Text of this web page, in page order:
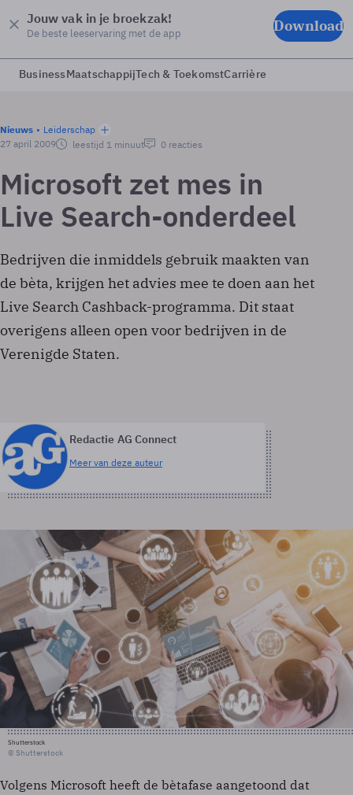
Jouw vak in je broekzak!
De beste leeservaring met de app Download
BusinessMaatschappijTech & ToekomstCarrière
Nieuws
Leiderschap
27 april 2009
leestijd 1 minuut 0 reacties
Microsoft zet mes in
Live Search-onderdeel
Bedrijven die inmiddels gebruik maakten van
de bèta, krijgen het advies mee te doen aan het
Live Search Cashback-programma. Dit staat
overigens alleen open voor bedrijven in de
Verenigde Staten.
Redactie AG Connect
Meer van deze auteur
Shutterstock
© Shutterstock
Volgens Microsoft heeft de bètafase aangetoond dat